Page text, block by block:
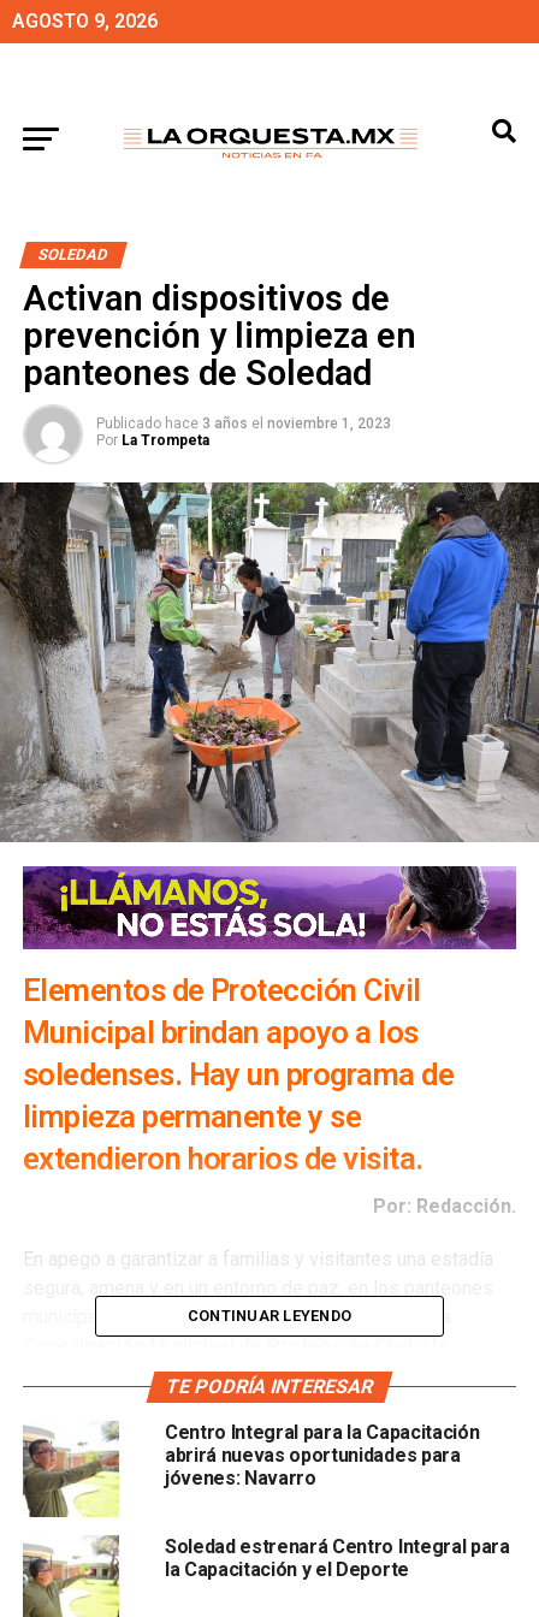
AGOSTO 9, 2026
SOLEDAD
Activan dispositivos de
prevención y limpieza en
panteones de Soledad
Publicado hace 3 años el noviembre 1, 2023
Por La Trompeta
Elementos de Protección Civil
Municipal brindan apoyo a los
soledenses. Hay un programa de
limpieza permanente y se
extendieron horarios de visita.
Por: Redacción.
En apego a garantizar a familias y visitantes una estadía
Soledad de Graciano Sánchez, la
Dirección de Servicios Municipalesiniciaron con
dispositivos de limpieza, de prevención y seguridad
durante los días de mayor afluencia,este 1 y 2 de
noviembre
Eldirector de la primera dependencia, Conrado
Pérez
informó que en estos dos días se ampliará el
horario de operación, con la finalidad de que las y los
visitantes tengan mayor oportunidad de tiempo,
CONTINUAR LEYENDO
TE PODRÍA INTERESAR
Centro Integral para la Capacitación
abrirá nuevas oportunidades para
jóvenes: Navarro
Soledad estrenará Centro Integral para
la Capacitación y el Deporte